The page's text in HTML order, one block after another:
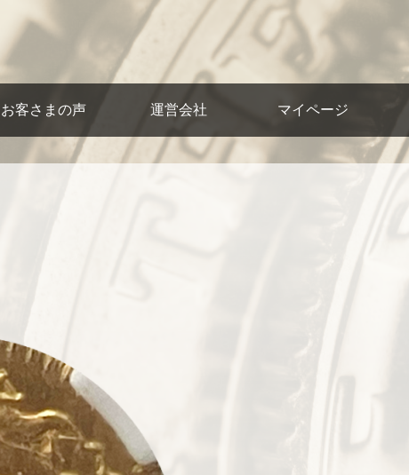
お客さまの声 運営会社 マイページ